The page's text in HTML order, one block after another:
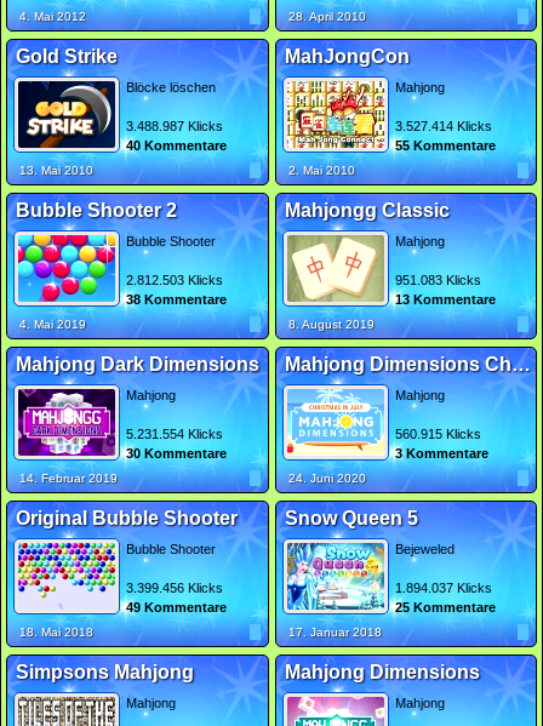
4. Mai 2012 28. April 2010
Gold Strike
Blöcke löschen
3.488.987 Klicks
40 Kommentare
13. Mai 2010
MahJongCon
Mahjong
3.527.414 Klicks
55 Kommentare
2. Mai 2010
Bubble Shooter 2
Bubble Shooter
2.812.503 Klicks
38 Kommentare
4. Mai 2019
Mahjongg Classic
Mahjong
951.083 Klicks
13 Kommentare
8. August 2019
Mahjong Dark Dimensions
Mahjong
5.231.554 Klicks
30 Kommentare
14. Februar 2019
Mahjong Dimensions Christmas in July
Mahjong
560.915 Klicks
3 Kommentare
24. Juni 2020
Original Bubble Shooter
Bubble Shooter
3.399.456 Klicks
49 Kommentare
18. Mai 2018
Snow Queen 5
Bejeweled
1.894.037 Klicks
25 Kommentare
17. Januar 2018
Simpsons Mahjong
Mahjong
Mahjong Dimensions
Mahjong